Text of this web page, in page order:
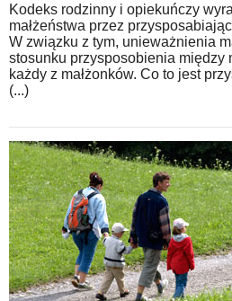
Kodeks rodzinny i opiekuńczy
małżeństwa przez
W związku z tym, unieważnienia
stosunku przysposobienia między
każdy z małżonków. Co to jest
(...)